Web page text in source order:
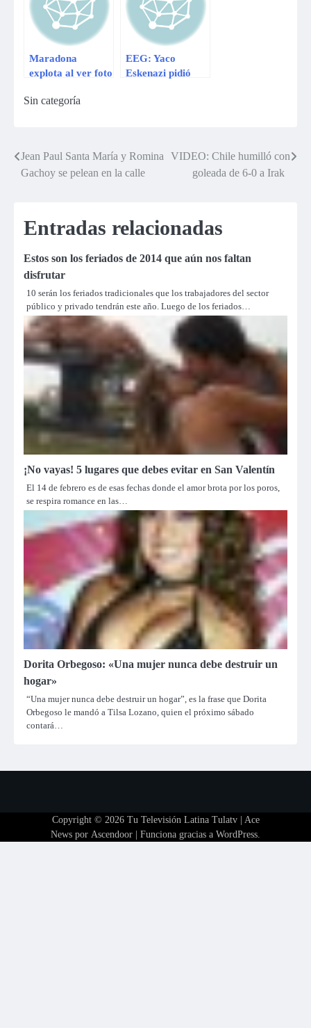
nos ha afectado
como pareja»
Maradona
explota al ver foto
Oliva abrazada
EEG: Yaco
Eskenazi pidió
Sin categoría
Navegación
Jean Paul Santa María y Romina
Gachoy se pelean en la calle
VIDEO: Chile humilló con
goleada de 6-0 a Irak
Entradas relacionadas
Estos son los feriados de 2014 que aún nos faltan
disfrutar
10 serán los feriados tradicionales que los trabajadores del sector
público y privado tendrán este año. Luego de los feriados…
¡No vayas! 5 lugares que debes evitar en San Valentín
El 14 de febrero es de esas fechas donde el amor brota por los poros,
se respira romance en las…
Dorita Orbegoso: «Una mujer nunca debe destruir un
hogar»
“Una mujer nunca debe destruir un hogar”, es la frase que Dorita
Orbegoso le mandó a Tilsa Lozano, quien el próximo sábado
contará…
Copyright © 2026 Tu Televisión Latina Tulatv| Ace
News por Ascendoor | Funciona gracias a WordPress